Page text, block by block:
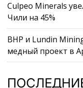
Culpeo Minerals
Чили на 45%
BHP и Lundin
медный проект в